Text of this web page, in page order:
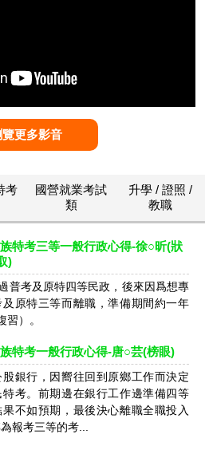
覽更多影音
考
國營就業考試
類
升學 / 證照 /
教職
特考三等一般行政心得-徐○昕(狀
)
普考及原特四等民政，後來因爲想專
原特三等而離職，準備期間約一年
習）。
特考一般行政心得-唐○芸(榜眼)
股銀行，因嚮往回到原鄉工作而決定
考。前期邊在銀行工作邊準備四等
不如預期，最後決心離職全職投入
報考三等的考...